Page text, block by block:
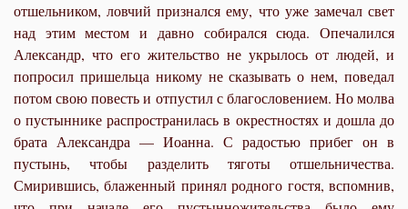
отшельником, ловчий признался ему, что уже замечал свет
над этим местом и давно собирался сюда. Опечалился
Александр, что его жительство не укрылось от людей, и
попросил пришельца никому не сказывать о нем, поведал
потом свою повесть и отпустил с благословением. Но молва
о пустыннике распространилась в окрестностях и дошла до
брата Александра — Иоанна. С радостью прибег он в
пустынь, чтобы разделить тяготы отшельничества.
Смирившись, блаженный принял родного гостя, вспомнив,